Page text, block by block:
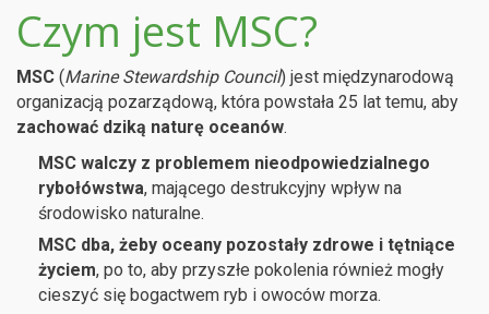
Czym jest MSC?
MSC (Marine Stewardship Council) jest międzynarodową
organizacją pozarządową, która powstała 25 lat temu, aby
zachować dziką naturę oceanów.
MSC walczy z problemem nieodpowiedzialnego
rybołówstwa, mającego destrukcyjny wpływ na
środowisko naturalne.
MSC dba, żeby oceany pozostały zdrowe i tętniące
życiem, po to, aby przyszłe pokolenia również mogły
cieszyć się bogactwem ryb i owoców morza.